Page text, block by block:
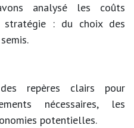
analysé les coûts
stratégie : du choix des
repères clairs pour
nécessaires, les
potentielles.